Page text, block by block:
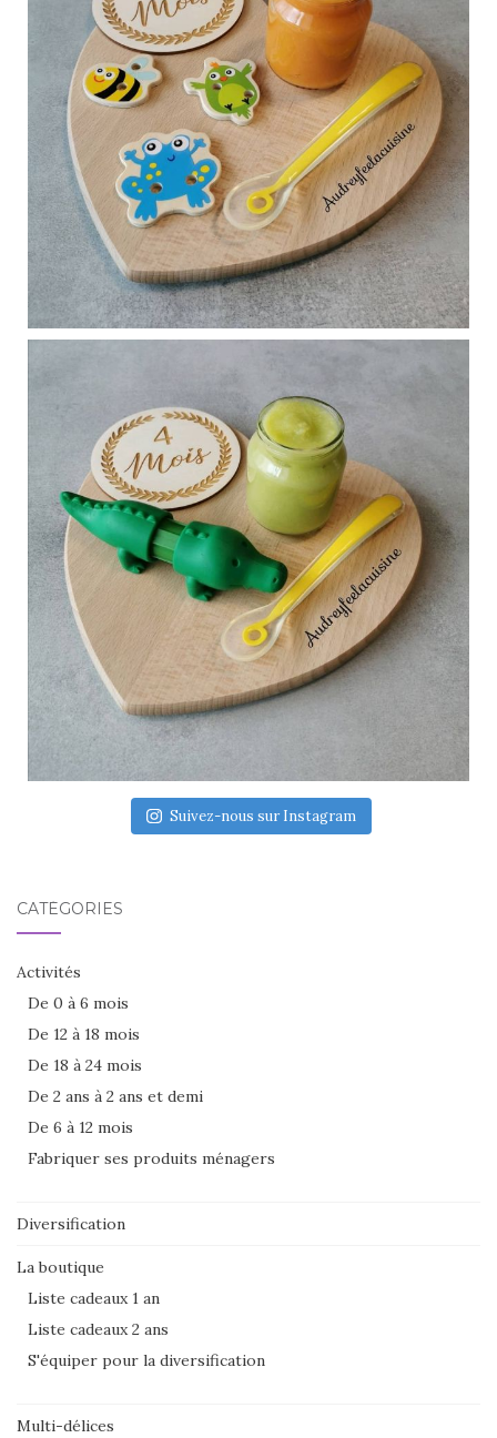
Suivez-nous sur Instagram
CATÉGORIES
Activités
De 0 à 6 mois
De 12 à 18 mois
De 18 à 24 mois
De 2 ans à 2 ans et demi
De 6 à 12 mois
Fabriquer ses produits ménagers
Diversification
La boutique
Liste cadeaux 1 an
Liste cadeaux 2 ans
S'équiper pour la diversification
Multi-délices